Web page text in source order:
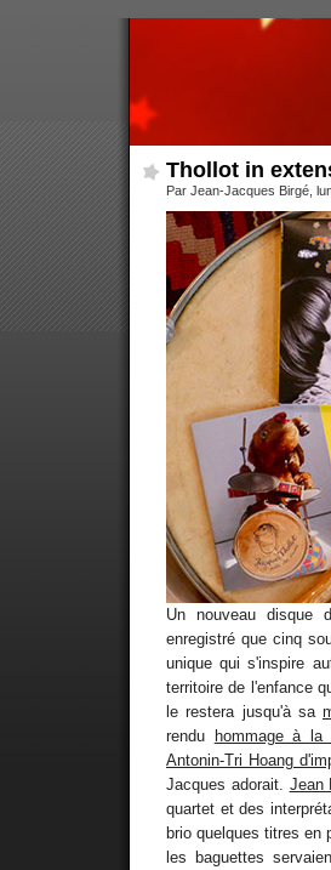
Thollot in
Par Jean-Jacques Birgé,
Un nouveau disque
enregistré que cinq
unique qui s'inspire
territoire de l'enfance
le restera jusqu'à sa
rendu
hommage à la
Antonin-Tri Hoang
Jacques adorait. Jean
quartet et des
brio quelques titres en
les baguettes